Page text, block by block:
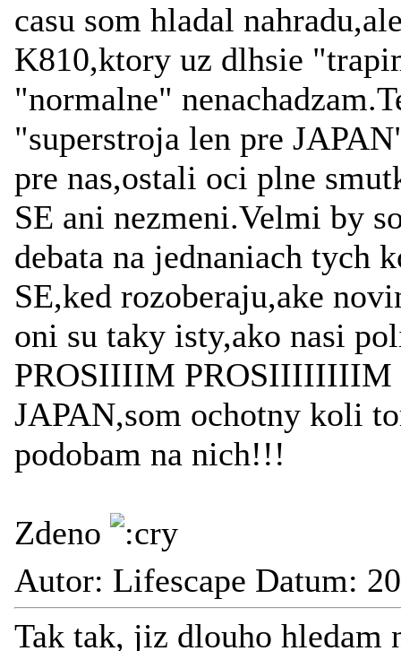
casu som hladal
K810,ktory uz dlhsie
"normalne"
"superstroja len pre
pre nas,ostali oci plne
SE ani nezmeni.Velmi by
debata na jednaniach tych
SE,ked rozoberaju,ake
oni su taky isty,ako nasi
PROSIIIIM PROSIIIIIIIIM
JAPAN,som ochotny koli
podobam na nich!!!
Zdeno
Autor: Lifescape Datum:
Tak tak, jiz dlouho hledam